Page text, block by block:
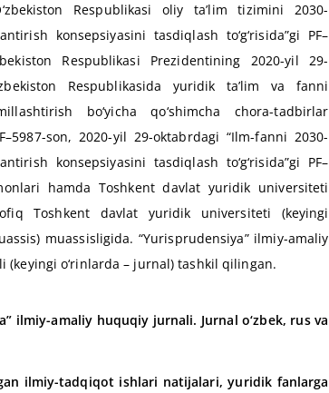
Respublikasi oliy ta’lim tizimini 2030-
konsepsiyasini tasdiqlash tо‘g‘risida”gi PF–
Respublikasi Prezidentining 2020-yil 29-
Respublikasida yuridik ta’lim va fanni
bо‘yicha qо‘shimcha chora-tadbirlar
son, 2020-yil 29-oktabrdagi “Ilm-fanni 2030-
konsepsiyasini tasdiqlash tо‘g‘risida”gi PF–
hamda Toshkent davlat yuridik universiteti
Toshkent davlat yuridik universiteti (keyingi
muassisligida. “Yurisprudensiya” ilmiy-amaliy
(keyingi о‘rinlarda – jurnal) tashkil qilingan.
ilmiy-amaliy huquqiy jurnali. Jurnal о‘zbek, rus va
ilmiy-tadqiqot ishlari natijalari, yuridik fanlarga